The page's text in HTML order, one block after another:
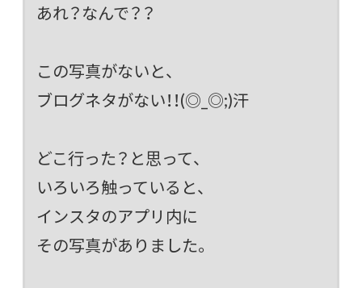
あれ？なんで？？
この写真がないと、
ブログネタがない！！(◎_◎;)汗
どこ行った？と思って、
いろいろ触っていると、
インスタのアプリ内に
その写真がありました。